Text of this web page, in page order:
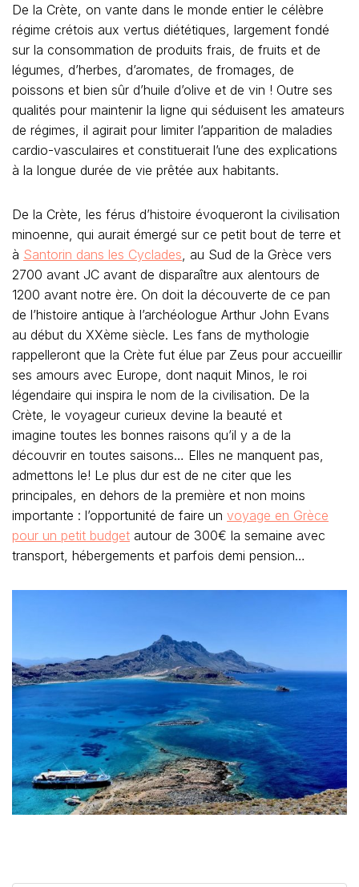
De la Crète, on vante dans le monde entier le célèbre
régime crétois aux vertus diététiques, largement fondé
sur la consommation de produits frais, de fruits et de
légumes, d’herbes, d’aromates, de fromages, de
poissons et bien sûr d’huile d’olive et de vin ! Outre ses
qualités pour maintenir la ligne qui séduisent les amateurs
de régimes, il agirait pour limiter l’apparition de maladies
cardio-vasculaires et constituerait l’une des explications
à la longue durée de vie prêtée aux habitants.
De la Crète, les férus d’histoire évoqueront la civilisation
minoenne, qui aurait émergé sur ce petit bout de terre et
à Santorin dans les Cyclades , au Sud de la Grèce vers
2700 avant JC avant de disparaître aux alentours de
1200 avant notre ère. On doit la découverte de ce pan
de l’histoire antique à l’archéologue Arthur John Evans
au début du XXème siècle. Les fans de mythologie
rappelleront que la Crète fut élue par Zeus pour accueillir
ses amours avec Europe, dont naquit Minos, le roi
légendaire qui inspira le nom de la civilisation. De la
Crète, le voyageur curieux devine la beauté et
imagine toutes les bonnes raisons qu’il y a de la
découvrir en toutes saisons… Elles ne manquent pas,
admettons le! Le plus dur est de ne citer que les
principales, en dehors de la première et non moins
importante : l’opportunité de faire un voyage en Grèce
pour un petit budget autour de 300€ la semaine avec
transport, hébergements et parfois demi pension…